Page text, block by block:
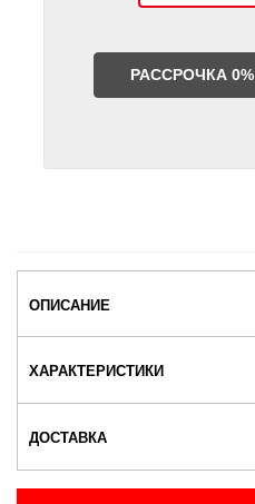
РАССРОЧКА 0%
ОПИСАНИЕ
ХАРАКТЕРИСТИКИ
ДОСТАВКА